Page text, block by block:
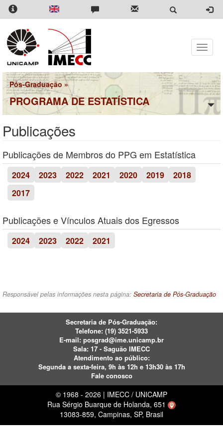
Pular
para
conteúdo
principal
Toggle
Pós-Graduação »
PROGRAMA DE ESTATÍSTICA
Publicações
Publicações de Membros do PPG em Estatística
2024 2023 2022 2021 2020 2019
2018
2017
Publicações e Vínculos Atuais dos Egressos
2024 2023 2022 2021
Responsável pelas informações nesta página: Secretaria de Pós-Graduação
Secretaria de Pós-Graduação:
Telefone: (19) 3521-5933
E-mail: posgrad@ime.unicamp.br
Sala: 17 - Saguão IMECC
Atendimento ao público:
Segunda a sexta-feira, 9h às 12h e 13h30 às 17h
Fale conosco
© 1968 - 2026 | IMECC / UNICAMP
Rua Sérgio Buarque de Holanda, 651
13083-859, Campinas, SP, Brasil